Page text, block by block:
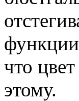
что
этому.